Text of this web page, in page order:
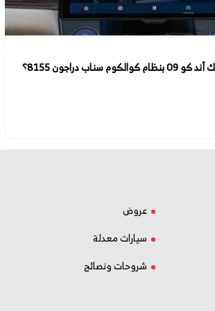
دراجون 8155؟
عروض
سيارات معدلة
شروحات ونصائح